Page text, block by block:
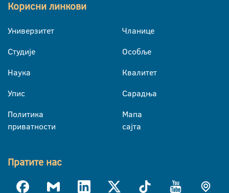
Корисни линкови
Универзитет
Студије
Наука
Упис
Политика
приватности
Чланице
Особље
Квалитет
Сарадња
Мапа
сајта
Пратите нас